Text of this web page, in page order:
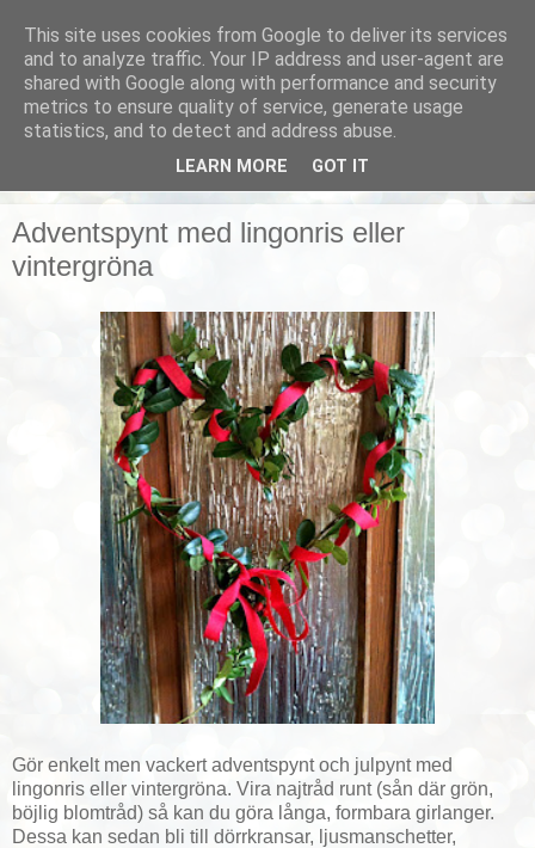
Smarta vardagstips
Husmorstips, tricks och knep, smarta lösningar!
Adventspynt med lingonris eller
vintergröna
Gör enkelt men vackert adventspynt och julpynt med
lingonris eller vintergröna. Vira najtråd runt (sån där grön,
böjlig blomtråd) så kan du göra långa, formbara girlanger.
Dessa kan sedan bli till dörrkransar, ljusmanschetter,
This site uses cookies from Google to deliver its services
and to analyze traffic. Your IP address and user-agent are
shared with Google along with performance and security
metrics to ensure quality of service, generate usage
statistics, and to detect and address abuse.
LEARN MORE GOT IT